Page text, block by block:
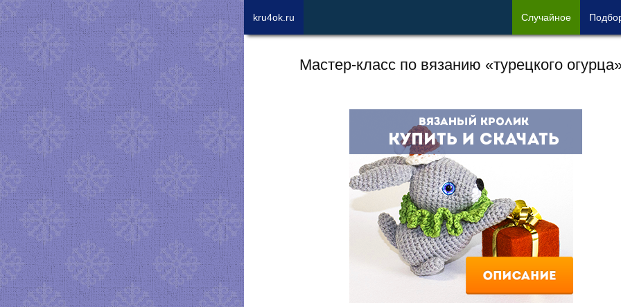
Мастер-класс по вязанию «турецкого
kru4ok.ru Случайное Под